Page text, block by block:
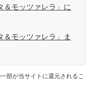
＆モッツァレラ」に
＆モッツァレラ」ま
部が当サイトに還元されるこ